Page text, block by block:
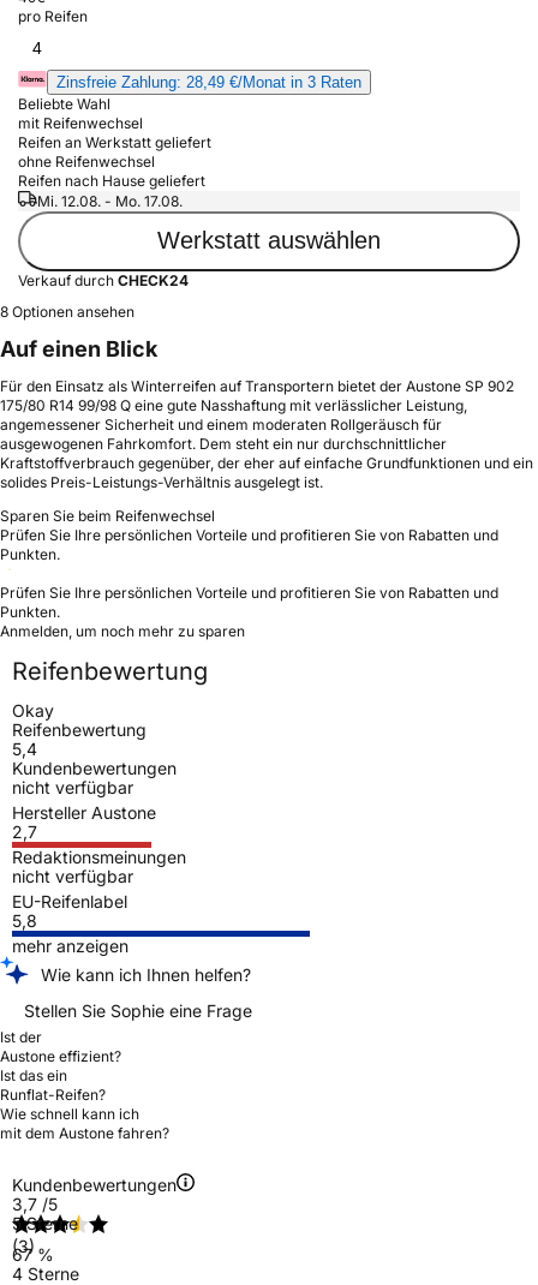
pro Reifen
4
Zinsfreie Zahlung: 28,49 €/Monat in 3 Raten
Beliebte Wahl
mit Reifenwechsel
Reifen an Werkstatt geliefert
ohne Reifenwechsel
Reifen nach Hause geliefert
Mi. 12.08. - Mo. 17.08.
Werkstatt auswählen
Verkauf durch CHECK24
8 Optionen ansehen
Auf einen Blick
Für den Einsatz als Winterreifen auf Transportern bietet der Austone SP 902
175/80 R14 99/98 Q eine gute Nasshaftung mit verlässlicher Leistung,
angemessener Sicherheit und einem moderaten Rollgeräusch für
ausgewogenen Fahrkomfort. Dem steht ein nur durchschnittlicher
Kraftstoffverbrauch gegenüber, der eher auf einfache Grundfunktionen und ein
solides Preis-Leistungs-Verhältnis ausgelegt ist.
Sparen Sie beim Reifenwechsel
Prüfen Sie Ihre persönlichen Vorteile und profitieren Sie von Rabatten und
Punkten.
Prüfen Sie Ihre persönlichen Vorteile und profitieren Sie von Rabatten und
Punkten.
Anmelden, um noch mehr zu sparen
Reifenbewertung
Okay
Reifenbewertung
5,4
Kundenbewertungen
nicht verfügbar
Hersteller Austone
2,7
Redaktionsmeinungen
nicht verfügbar
EU-Reifenlabel
5,8
mehr anzeigen
Wie kann ich Ihnen helfen?
Stellen Sie Sophie eine Frage
Ist der
Austone effizient?
Ist das ein
Runflat-Reifen?
Wie schnell kann ich
mit dem Austone fahren?
Kundenbewertungen
3,7 /5
(3)
5 Sterne
67 %
4 Sterne